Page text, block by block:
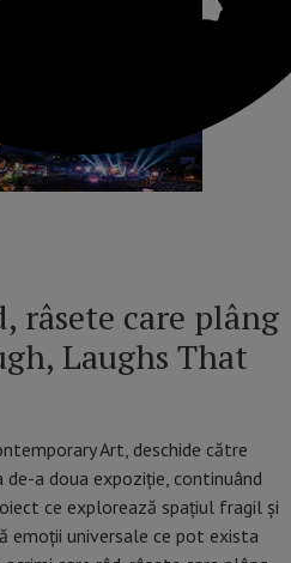
râsete care plâng
Laughs That
Art, deschide către
a doua expoziție, continuând
ce explorează spațiul fragil și
emoții universale ce pot exista